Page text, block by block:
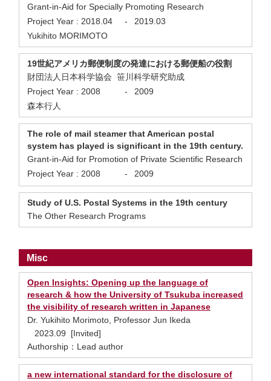
Grant-in-Aid for Specially Promoting Research
Project Year : 2018.04 -
2019.03
Yukihito MORIMOTO
19世紀アメリカ郵便制度の発達における郵便船の役割
財団法人日本科学協会 笹川科学研究助成
Project Year : 2008 -
2009
森本行人
The role of mail steamer that American postal
system has played is significant in the 19th century.
Grant-in-Aid for Promotion of Private Scientific Research
Project Year : 2008 - 2009
Study of U.S. Postal Systems in the 19th century
The Other Research Programs
Misc
Open Insights: Opening up the language of
research & how the University of Tsukuba increased
the visibility of research written in Japanese
Dr. Yukihito Morimoto, Professor Jun Ikeda
2023.09 [Invited]
Authorship：Lead author
a new international standard for the disclosure of